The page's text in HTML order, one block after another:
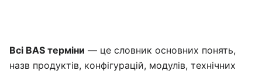
Всі BAS терміни — це словник основних понять,
назв продуктів, конфігурацій, модулів, технічних